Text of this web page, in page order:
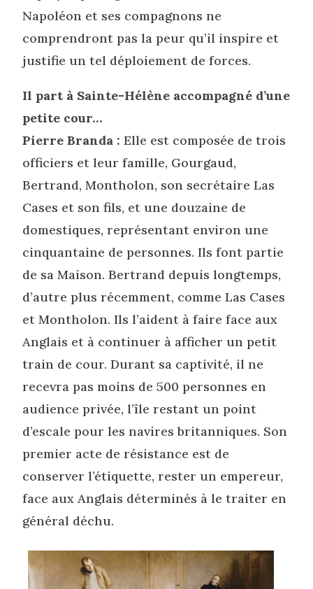
Napoléon et ses compagnons ne
comprendront pas la peur qu’il inspire et
justifie un tel déploiement de forces.
Il part à Sainte-Hélène accompagné d’une
petite cour…
Pierre Branda : Elle est composée de trois
officiers et leur famille, Gourgaud,
Bertrand, Montholon, son secrétaire Las
Cases et son fils, et une douzaine de
domestiques, représentant environ une
cinquantaine de personnes. Ils font partie
de sa Maison. Bertrand depuis longtemps,
d’autre plus récemment, comme Las Cases
et Montholon. Ils l’aident à faire face aux
Anglais et à continuer à afficher un petit
train de cour. Durant sa captivité, il ne
recevra pas moins de 500 personnes en
audience privée, l’île restant un point
d’escale pour les navires britanniques. Son
premier acte de résistance est de
conserver l’étiquette, rester un empereur,
face aux Anglais déterminés à le traiter en
général déchu.